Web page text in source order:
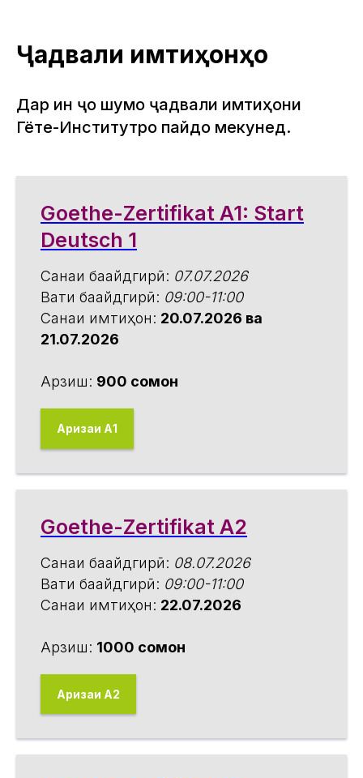
Ҷадвали имтиҳонҳо
Дар ин ҷо шумо ҷадвали имтиҳони
Гёте-Институтро пайдо мекунед.
Goethe-Zertifikat A1: Start
Deutsch 1
Санаи бақайдгирӣ: 07.07.2026
Вақти бақайдгирӣ: 09:00-11:00
Санаи имтиҳон: 20.07.2026 ва
21.07.2026
Арзиш: 900 сомонӣ
Аризаи А1
Goethe-Zertifikat A2
Санаи бақайдгирӣ: 08.07.2026
Вақти бақайдгирӣ: 09:00-11:00
Санаи имтиҳон: 22.07.2026
Арзиш: 1000 сомонӣ
Аризаи А2